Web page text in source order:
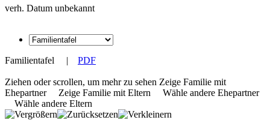
verh. Datum unbekannt
Familientafel | PDF
Ziehen oder scrollen, um mehr zu sehen Zeige Familie mit
Ehepartner
Zeige Familie mit Eltern
Wähle andere Ehepartner
Wähle andere Eltern